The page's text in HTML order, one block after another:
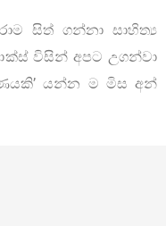
සිත් ගන්නා සාහිත්‍ය
විසින් අපට උගන්වා
යන්න ම මිස අන්